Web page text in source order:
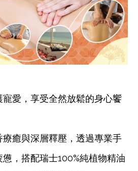
愛，享受全然放鬆的身心饗
癒與深層釋壓，透過專業手
，搭配瑞士100%純植物精油